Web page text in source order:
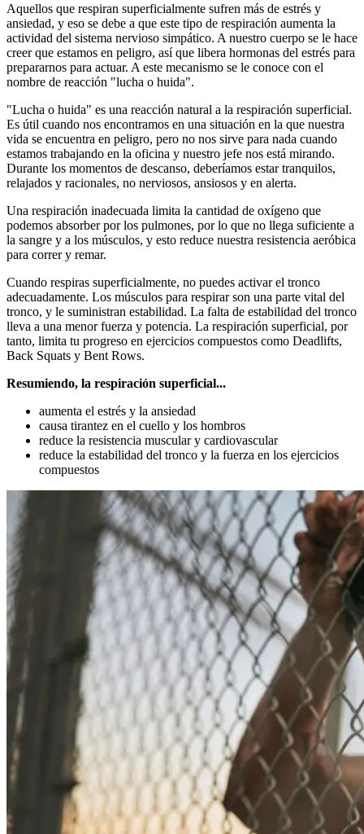
Aquellos que respiran superficialmente sufren más de estrés y
ansiedad, y eso se debe a que este tipo de respiración aumenta la
actividad del sistema nervioso simpático. A nuestro cuerpo se le hace
creer que estamos en peligro, así que libera hormonas del estrés para
prepararnos para actuar. A este mecanismo se le conoce con el
nombre de reacción "lucha o huida".
"Lucha o huida" es una reacción natural a la respiración superficial.
Es útil cuando nos encontramos en una situación en la que nuestra
vida se encuentra en peligro, pero no nos sirve para nada cuando
estamos trabajando en la oficina y nuestro jefe nos está mirando.
Durante los momentos de descanso, deberíamos estar tranquilos,
relajados y racionales, no nerviosos, ansiosos y en alerta.
Una respiración inadecuada limita la cantidad de oxígeno que
podemos absorber por los pulmones, por lo que no llega suficiente a
la sangre y a los músculos, y esto reduce nuestra resistencia aeróbica
para correr y remar.
Cuando respiras superficialmente, no puedes activar el tronco
adecuadamente. Los músculos para respirar son una parte vital del
tronco, y le suministran estabilidad. La falta de estabilidad del tronco
lleva a una menor fuerza y potencia. La respiración superficial, por
tanto, limita tu progreso en ejercicios compuestos como Deadlifts,
Back Squats y Bent Rows.
Resumiendo, la respiración superficial...
aumenta el estrés y la ansiedad
causa tirantez en el cuello y los hombros
reduce la resistencia muscular y cardiovascular
reduce la estabilidad del tronco y la fuerza en los ejercicios
compuestos